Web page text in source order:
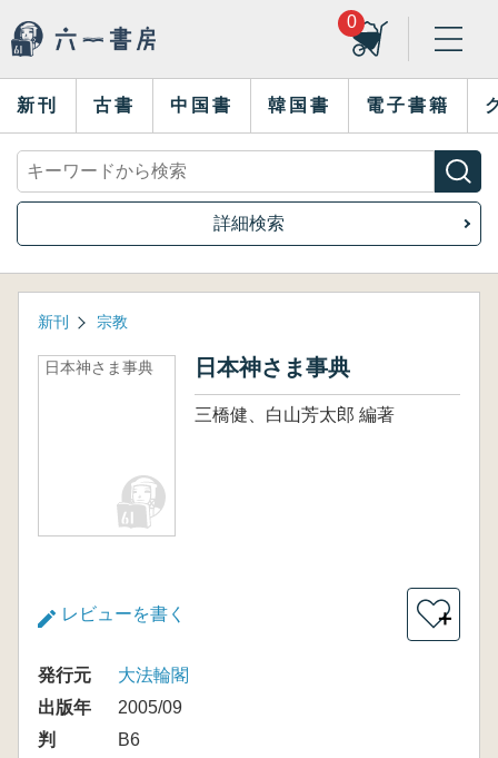
0
新刊 古書 中国書 韓国書 電子書籍
詳細検索
新刊 宗教
日本神さま事典 日本神さま事典
三橋健、白山芳太郎 編著
レビューを書く ＋
発行元
大法輪閣
出版年
2005/09
判
B6